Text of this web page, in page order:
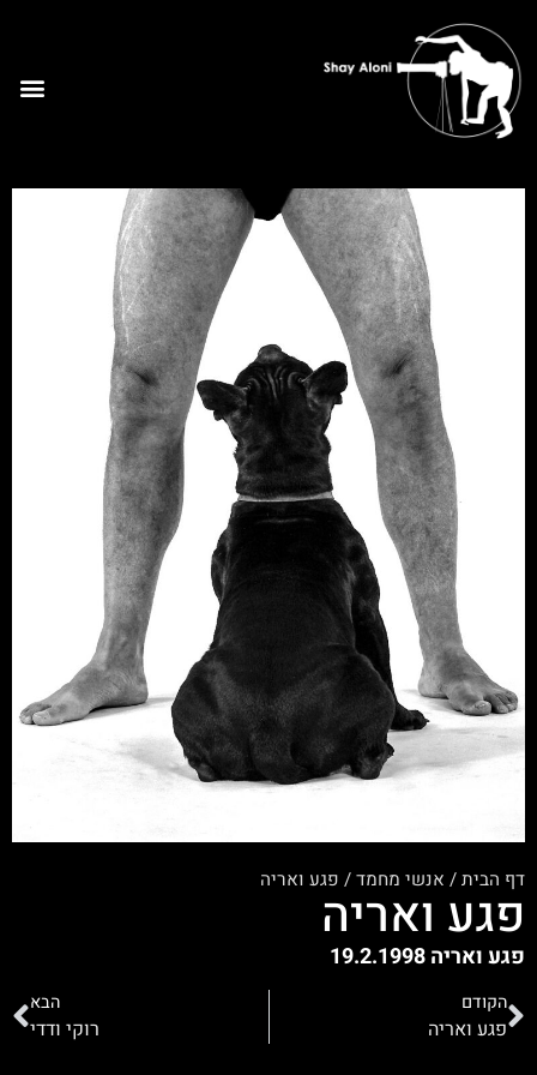
דף הבית/ אנשי מחמד/ פגע ואריה
פגע ואריה
פגע ואריה 19.2.1998
הקודם
פגע ואריה
הבא
רוקי ודדי